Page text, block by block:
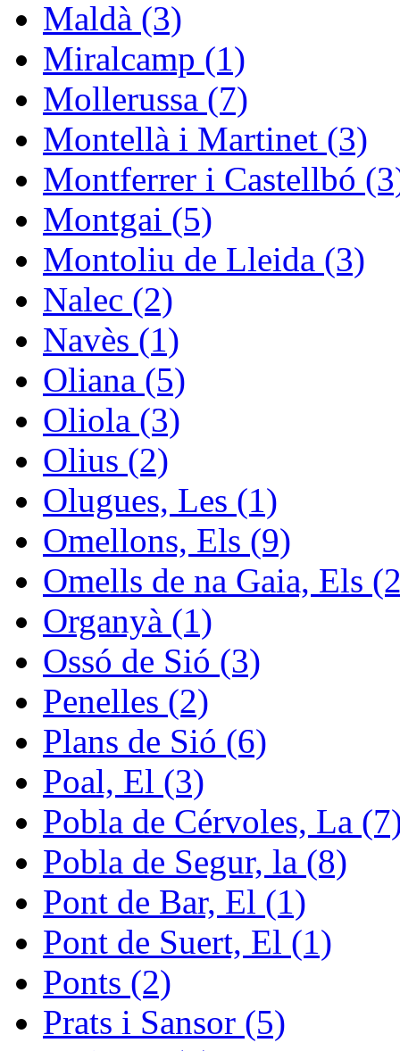
Maldà (3)
Miralcamp (1)
Mollerussa (7)
Montellà i Martinet (3)
Montferrer i Castellbó
Montgai (5)
Montoliu de Lleida (3)
Nalec (2)
Navès (1)
Oliana (5)
Oliola (3)
Olius (2)
Olugues, Les (1)
Omellons, Els (9)
Omells de na Gaia, Els
Organyà (1)
Ossó de Sió (3)
Penelles (2)
Plans de Sió (6)
Poal, El (3)
Pobla de Cérvoles, La
Pobla de Segur, la (8)
Pont de Bar, El (1)
Pont de Suert, El (1)
Ponts (2)
Prats i Sansor (5)